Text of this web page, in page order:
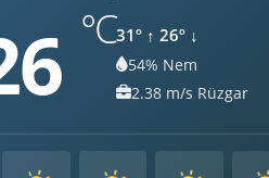
°C31º ↑ 26º ↓
Nem:
54% Nem
Rüzgar:
2.38 m/s Rüzgar